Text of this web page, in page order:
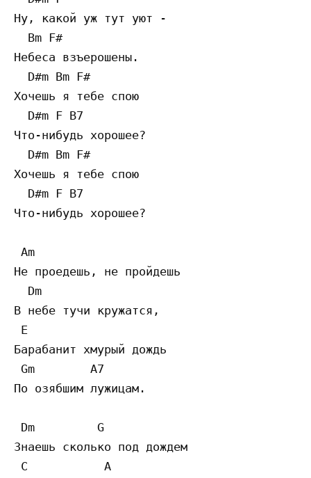
Ну, какой уж тут уют -
  Bm F#
Небеса взъерошены.
  D#m Bm F#
Хочешь я тебе спою
  D#m F B7
Что-нибудь хорошее?
  D#m Bm F#
Хочешь я тебе спою
  D#m F B7
Что-нибудь хорошее?
Am
Не проедешь, не пройдешь
  Dm
В небе тучи кружатся,
E
Барабанит хмурый дождь
Gm        A7
По озябшим лужицам.
Dm         G
Знаешь сколько под дождем
C           A